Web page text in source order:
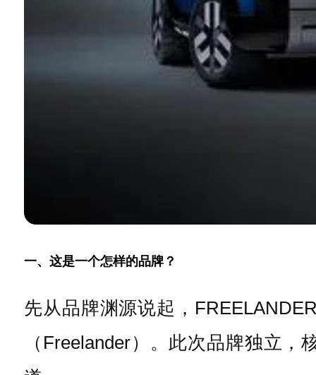
一、这是一个怎样的品牌？
先从品牌渊源说起，
（Freelander）。此次品牌独立